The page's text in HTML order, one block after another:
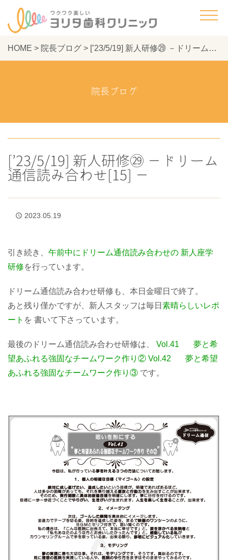
HOME > 院長ブログ > [’23/5/19] 新人研修㉙ －ドリーム通信読み合わせ[15] － - ヨリタ歯科クリニック
院長ブログ
[’23/5/19] 新人研修㉙ －ドリーム
通信読み合わせ[15] －
access_time 2023.05.19
引き続き、 午前中にドリーム通信読み合わせの 新人座学
研修を行っています。
ドリーム通信読み合わせ研修も、本日金曜日で終了。
あと残り僅かですが、新人スタッフは毎日 素晴らしいレポ
ート を 書いて下さっています。
最後のドリーム通信読み合わせ研修は、 Vol.41 夢と希
望あふれる強固なチームワーク作り② Vol.42 夢と希望
あふれる強固なチームワーク作り③ です。